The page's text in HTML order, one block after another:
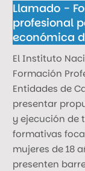
Llamado -
profesional
económica
El Instituto
Formación
Entidades de
presentar
y ejecución de
formativas
mujeres de 18
presenten